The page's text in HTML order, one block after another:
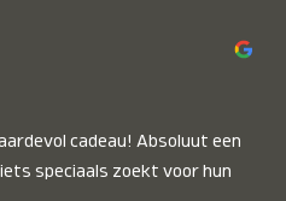
cadeau! Absoluut een
speciaals zoekt voor hun